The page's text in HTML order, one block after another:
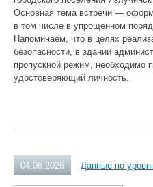
Основная тема встречи —
в том числе в упрощенном
Напоминаем, что в целях
безопасности, в здании
пропускной режим, необходимо
удостоверяющий личность.
04.08.2026 Данные по